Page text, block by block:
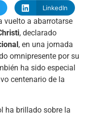
LinkedIn
vuelto a abarrotarse
, declarado
, en una jornada
omnipresente por su
ha sido especial
centenario de la
ha brillado sobre la